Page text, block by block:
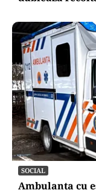
SOCIAL
Ambulanța cu